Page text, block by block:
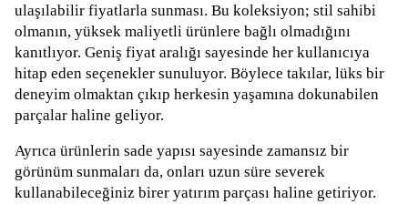
ulaşılabilir fiyatlarla sunması. Bu koleksiyon; stil sahibi
olmanın, yüksek maliyetli ürünlere bağlı olmadığını
kanıtlıyor. Geniş fiyat aralığı sayesinde her kullanıcıya
hitap eden seçenekler sunuluyor. Böylece takılar, lüks bir
deneyim olmaktan çıkıp herkesin yaşamına dokunabilen
parçalar haline geliyor.
Ayrıca ürünlerin sade yapısı sayesinde zamansız bir
görünüm sunmaları da, onları uzun süre severek
kullanabileceğiniz birer yatırım parçası haline getiriyor.